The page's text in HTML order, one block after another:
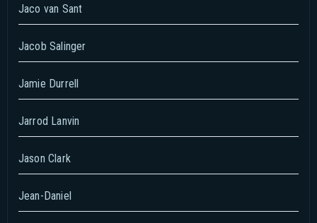
Jaco van Sant
Jacob Salinger
Jamie Durrell
Jarrod Lanvin
Jason Clark
Jean-Daniel